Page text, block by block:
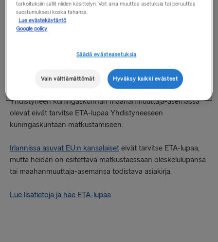
TÄRKEÄ MATKAPÄIVITYS
Jos aiot vierailla Yhdistyneessä kuningaskunnassa lyhyen
lupaa. Se on digitaalinen matkustuslupa. Muista hakea ETA-
Yhdistyneen kuningaskunnan ja Irlannin kansalaiset sekä
Yhdistyneen kuningaskunnan maahanmuuttaja-asemassa
olevat eivät tarvitse ETA-lupaa Yhdistyneeseen
kuningaskuntaan matkustamiseen.
Irlannissa asuvat EU:n kansalaiset eivät tarvitse ETA-lupaa,
mutta heidän on esitettävä matkustaessaan oleskelulupansa
tai maahanmuuttaja-asemansa todistava asiakirja.
Lue lisätietoja ja hae ETA-lupaa
tarkoituksiin sallit niiden käsittelyn. Voit aina muuttaa asetuksia tai peruuttaa
suostumuksesi koska tahansa.
Lue evästekäytäntö
Google policy
Säädä evästeasetuksia
Vain välttämättömät Hyväksy kaikki evästeet